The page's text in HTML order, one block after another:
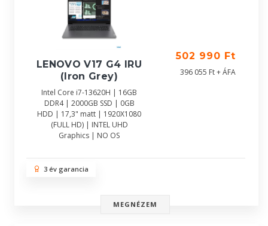
LENOVO V17 G4 IRU
(Iron Grey)
Intel Core i7-13620H | 16GB
DDR4 | 2000GB SSD | 0GB
HDD | 17,3" matt | 1920X1080
(FULL HD) | INTEL UHD
Graphics | NO OS
502 990 Ft
396 055 Ft + ÁFA
3 év garancia
MEGNÉZEM